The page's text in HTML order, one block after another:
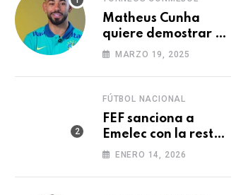
Matheus Cunha
quiere demostrar el
verdadero nivel de
MARZO 19, 2025
FÚTBOL NACIONAL
FEF sanciona a
Emelec con la resta
de tres puntos para
ENERO 14, 2026